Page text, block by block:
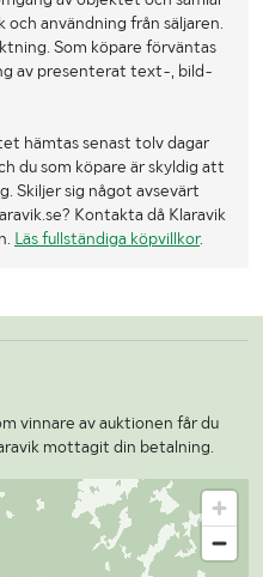
användning från säljaren.
Som köpare förväntas
av presenterat text-, bild-
hämtas senast tolv dagar
du som köpare är skyldig att
Skiljer sig något avsevärt
Kontakta då Klaravik
Läs fullständiga köpvillkor.
vinnare av auktionen får du
mottagit din betalning.